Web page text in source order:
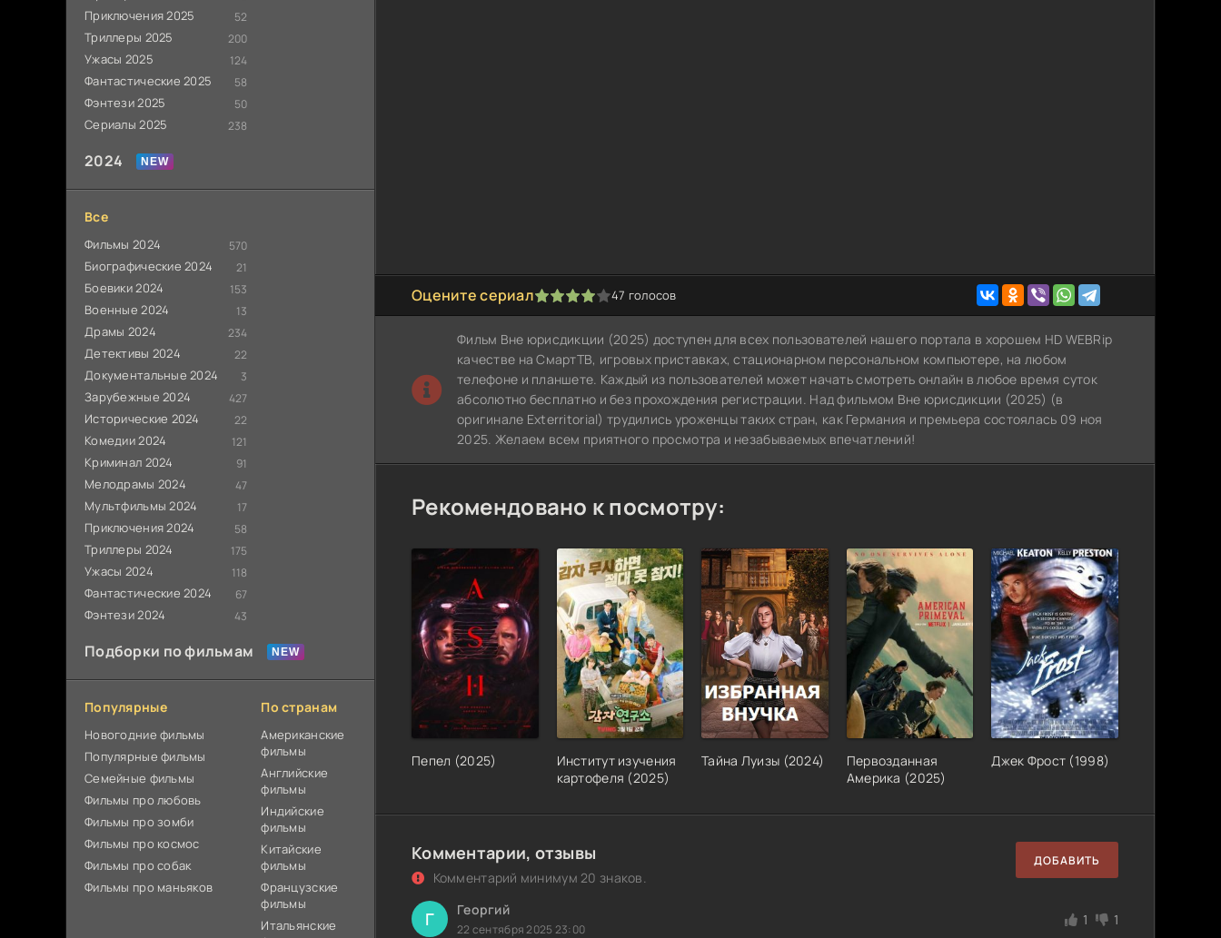
Приключения 2025 52
Триллеры 2025 200
Ужасы 2025 124
Фантастические 2025 58
Фэнтези 2025 50
Сериалы 2025 238
2024
Все
Фильмы 2024 570
Биографические 2024 21
Боевики 2024 153
Военные 2024 13
Драмы 2024 234
Детективы 2024 22
Документальные 2024 3
Зарубежные 2024 427
Исторические 2024 22
Комедии 2024 121
Криминал 2024 91
Мелодрамы 2024 47
Мультфильмы 2024 17
Приключения 2024 58
Триллеры 2024 175
Ужасы 2024 118
Фантастические 2024 67
Фэнтези 2024 43
Подборки по фильмам
Популярные
Новогодние фильмы
Популярные фильмы
Cемейные фильмы
Фильмы про любовь
Фильмы про зомби
Фильмы про космос
Фильмы про собак
Фильмы про маньяков
По странам
Американские
фильмы
Английские
фильмы
Индийские
фильмы
Китайские
фильмы
Французские
фильмы
Итальянские
Оцените сериал
1 2 3 4 5 47 голосов
Фильм Вне юрисдикции (2025) доступен для всех пользователей нашего портала в хорошем HD WEBRip
качестве на СмартТВ, игровых приставках, стационарном персональном компьютере, на любом
телефоне и планшете. Каждый из пользователей может начать смотреть онлайн в любое время суток
абсолютно бесплатно и без прохождения регистрации. Над фильмом Вне юрисдикции (2025) (в
оригинале Exterritorial) трудились уроженцы таких стран, как Германия и премьера состоялась 09 ноя
2025. Желаем всем приятного просмотра и незабываемых впечатлений!
Рекомендовано к посмотру:
Пепел (2025)
Институт изучения
картофеля (2025)
Тайна Луизы (2024)
Первозданная
Америка (2025)
Джек Фрост (1998)
Комментарии, отзывы
Комментарий минимум 20 знаков.
ДОБАВИТЬ
Г Георгий
22 сентября 2025 23:00
1 1